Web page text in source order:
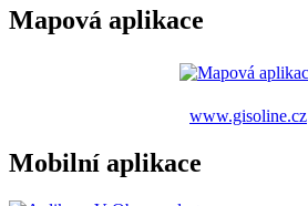
Mapová aplikace
www.gisoline.cz
Mobilní aplikace